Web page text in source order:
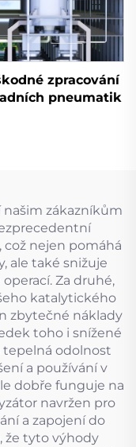
zpracování
pneumatik
našim zákazníkům
což nejen pomáhá
ale také snižuje
Za druhé,
katalytického
zbytečné náklady
toho i snížené
tepelná odolnost
a používání v
dobře funguje na
navržen pro
a zapojení do
že tyto výhody